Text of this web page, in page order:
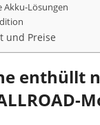
Akku-Lösungen
und Preise
enthüllt